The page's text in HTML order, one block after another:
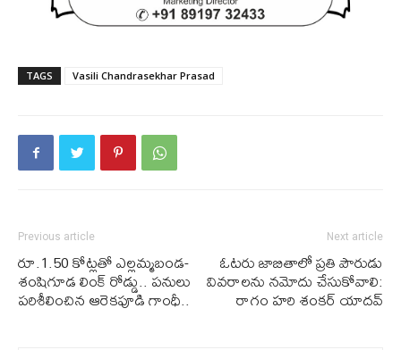
TAGS Vasili Chandrasekhar Prasad
Previous article
రూ.1.50 కోట్లతో ఎల్లమ్మబండ-
శంషిగూడ లింక్ రోడ్డు.. పనులు
పరిశీలించిన ఆరెకపూడి గాంధీ..
Next article
ఓట‌రు జాబితాలో ప్ర‌తి పౌరుడు
వివ‌రాల‌ను న‌మోదు చేసుకోవాలి:
రాగం హరి శంకర్ యాదవ్